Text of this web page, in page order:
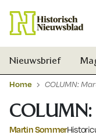
Nieuwsbrief
Home COLUMN:
Martin Sommer